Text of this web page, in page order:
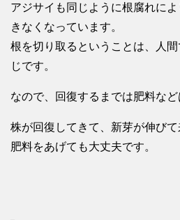
アジサイも同じように根腐れに
きなくなっています。
根を切り取るということは、人
じです。
なので、回復するまでは肥料など
株が回復してきて、新芽が伸びて
肥料をあげても大丈夫です。